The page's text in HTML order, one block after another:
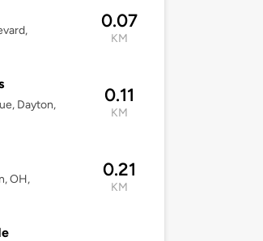
0.07
KM
Dayton,
0.11
KM
OH,
0.21
KM